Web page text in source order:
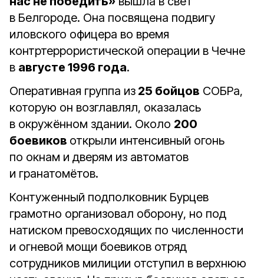
в Белгороде. Она посвящена подвигу
иловского офицера во время
контртеррористической операции в Чечне
в августе 1996 года.
Оперативная группа из 25 бойцов СОБРа,
которую он возглавлял, оказалась
в окружённом здании. Около 200
боевиков открыли интенсивный огонь
по окнам и дверям из автоматов
и гранатомётов.
Контуженный подполковник Бурцев
грамотно организовал оборону, но под
натиском превосходящих по численности
и огневой мощи боевиков отряд
сотрудников милиции отступил в верхнюю